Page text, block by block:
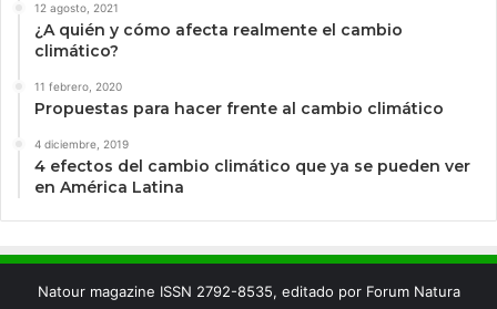
12 agosto, 2021
¿A quién y cómo afecta realmente el cambio
climático?
11 febrero, 2020
Propuestas para hacer frente al cambio climático
4 diciembre, 2019
4 efectos del cambio climático que ya se pueden ver
en América Latina
Natour magazine ISSN 2792-8535, editado por Forum Natura